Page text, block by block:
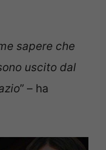
sapere che
uscito dal
” – ha